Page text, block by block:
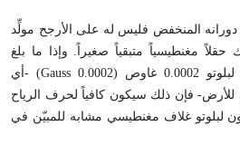
المنخفض فليس له على الأرجح مولِّد
مغنطيسياً متبقياً صغيراً. وإذا ما بلغ
الحقل المغنطيسي السطحي لبلوتو 0.0002 غاوص (0.0002 Gauss) -أي
للأرض- فإن ذلك سيكون كافياً لحرف الرياح
لبلوتو غلاف مغنطيسي مشابه للمبيّن في